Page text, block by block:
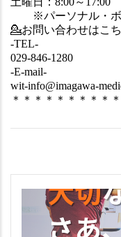
※パーソナル・ボ
💁お問い合わせはこ
-TEL-
029-846-1280
-E-mail-
wit-info@imagawa-
＊＊＊＊＊＊＊＊＊